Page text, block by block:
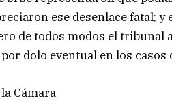
ese desenlace fatal;
de todos modos el tribunal
dolo eventual en los casos
Cámara